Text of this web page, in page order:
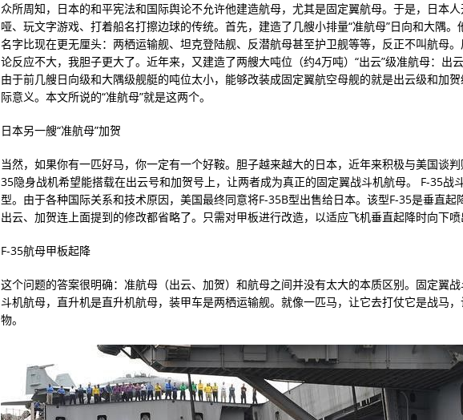
众所周知，日本的和平宪法和国际舆论不允许他建造航母，尤其是固定翼航母。于是，日本
哑、玩文字游戏、打着船名打擦边球的传统。首先，建造了几艘小排量“准航母”日向和大隅。
名字比现在更无厘头：两栖运输舰、坦克登陆舰、反潜航母甚至护卫舰等等，反正不叫航母
论反应不大，我胆子更大了。近年来，又建造了两艘大吨位（约4万吨）“出云”​​级准航母：出云
由于前几艘日向级和大隅级舰艇的吨位太小，能够改装成固定翼航空母舰的就是出云级和加
际意义。本文所说的“准航母”就是这两个。
日本另一艘“准航母”加贺
当然，如果你有一匹好马，你一定有一个好鞍。胆子越来越大的日本，近年来积极与美国谈
35隐身战机希望能搭载在出云号和加贺号上，让两者成为真正的固定翼战斗机航母。 F-35战
型。由于各种国际关系和技术原因，美国最终同意将F-35B型出售给日本。该型F-35是垂直起
出云、加贺连上面提到的修改都省略了。只需对甲板进行改造，以适应飞机垂直起降时向下喷
F-35航母甲板起降
这个问题的答案很明确：准航母（出云、加贺）和航母之间并没有太大的本质区别。固定翼
斗机航母，直升机是直升机航母，装甲车是两栖运输舰。就像一匹马，让它去打仗它是战马
物。